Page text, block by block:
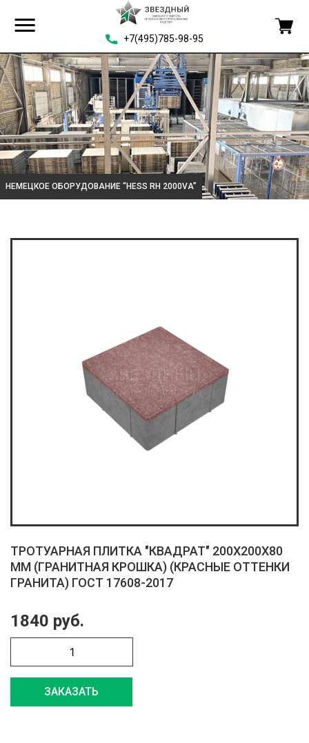
+7(495)785-98-95
НЕМЕЦКОЕ ОБОРУДОВАНИЕ “HESS RH 2000VA”
ТРОТУАРНАЯ ПЛИТКА "КВАДРАТ" 200X200X80
ММ (ГРАНИТНАЯ КРОШКА) (КРАСНЫЕ ОТТЕНКИ
ГРАНИТА) ГОСТ 17608-2017
1840 руб.
ЗАКАЗАТЬ